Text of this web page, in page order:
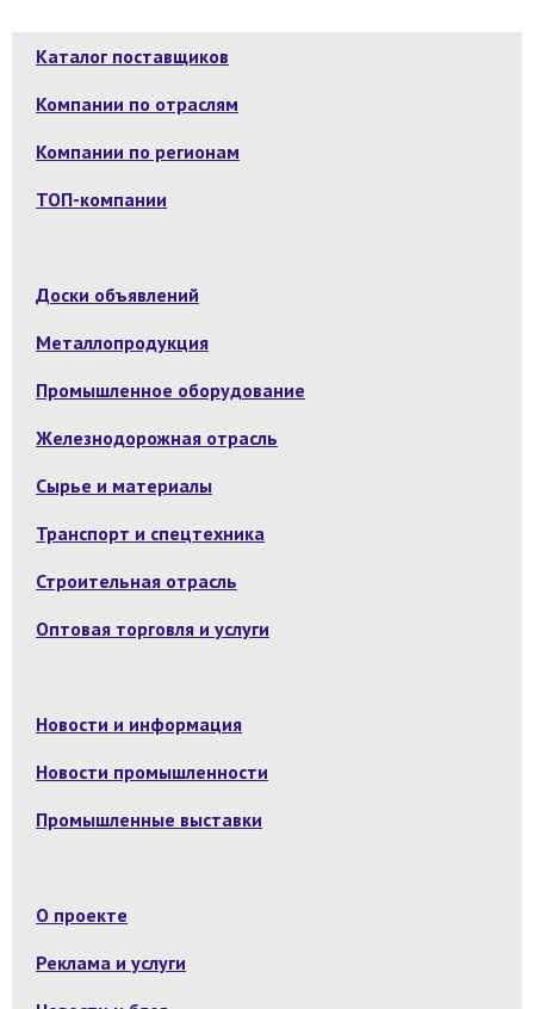
Каталог поставщиков
Компании по отраслям
Компании по регионам
ТОП-компании
Доски объявлений
Металлопродукция
Промышленное оборудование
Железнодорожная отрасль
Сырье и материалы
Транспорт и спецтехника
Строительная отрасль
Оптовая торговля и услуги
Новости и информация
Новости промышленности
Промышленные выставки
О проекте
Реклама и услуги